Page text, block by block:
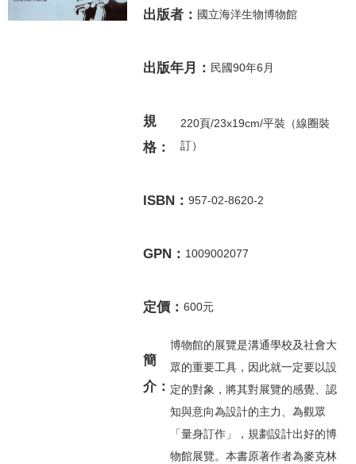
出版者： 國立海洋生物博物館
出版年月： 民國90年6月
規
格：
220頁/23x19cm/平裝（線圈裝
訂）
ISBN： 957-02-8620-2
GPN： 1009002077
定價： 600元
簡
介：
博物館的展覽是溝通學校及社會大
眾的重要工具，因此就一定要以設
定的對象，將其對展覽的感覺、認
知與意向為設計的主力、為觀眾
「量身訂作」，規劃設計出好的博
物館展覽。本書原著作者為麥克林